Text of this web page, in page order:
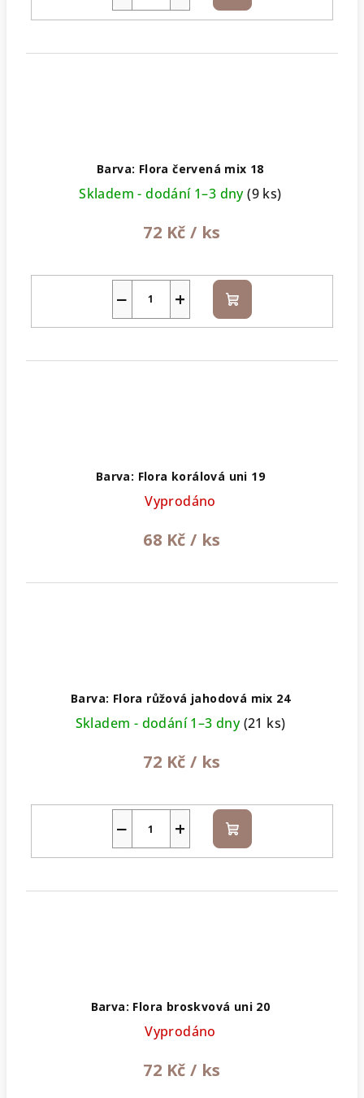
košíku
Barva: Flora červená mix 18
Skladem - dodání 1–3 dny(9 ks)
72 Kč / ks
+
− Do
košíku
Barva: Flora korálová uni 19
Vyprodáno
68 Kč / ks
Barva: Flora růžová jahodová mix 24
Skladem - dodání 1–3 dny(21 ks)
72 Kč / ks
+
− Do
košíku
Barva: Flora broskvová uni 20
Vyprodáno
72 Kč / ks